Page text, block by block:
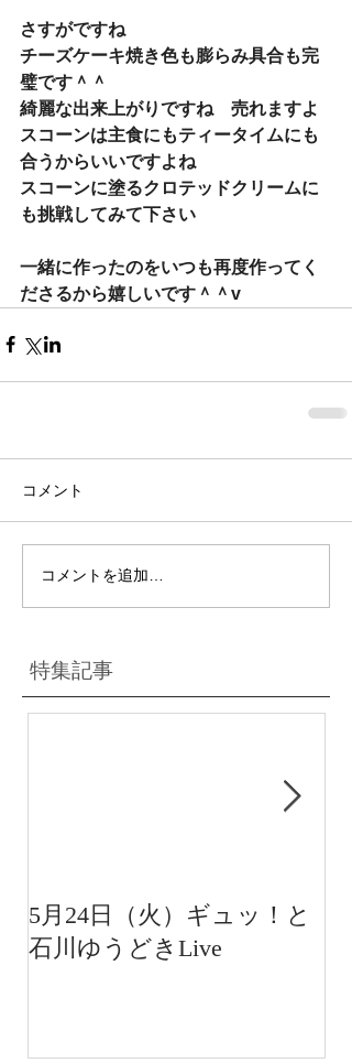
さすがですね
チーズケーキ焼き色も膨らみ具合も完
璧です＾＾
綺麗な出来上がりですね　売れますよ
スコーンは主食にもティータイムにも
合うからいいですよね
スコーンに塗るクロテッドクリームに
も挑戦してみて下さい
一緒に作ったのをいつも再度作ってく
ださるから嬉しいです＾＾v
コメント
コメントを追加…
特集記事
5月24日（火）ギュッ！と
石川ゆうどきLive